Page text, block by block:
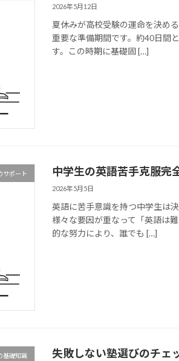
2026年5月12日
夏休みが高校受験の運命を決め
重要な準備期間です。約40日間
す。この時期に基礎固 […]
サポート 中学生の英語苦手克服完
2026年5月5日
英語に苦手意識を持つ中学生は
様々な要因が重なって「英語は
的な努力により、誰でも […]
基礎知識 失敗しない塾選びのチェ